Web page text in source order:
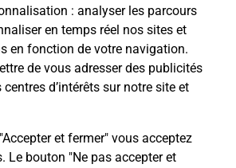
: analyser les parcours
en temps réel nos sites et
en fonction de votre navigation.
de vous adresser des publicités
d’intérêts sur notre site et
et fermer" vous acceptez
Le bouton "Ne pas accepter et
du courriervendredià